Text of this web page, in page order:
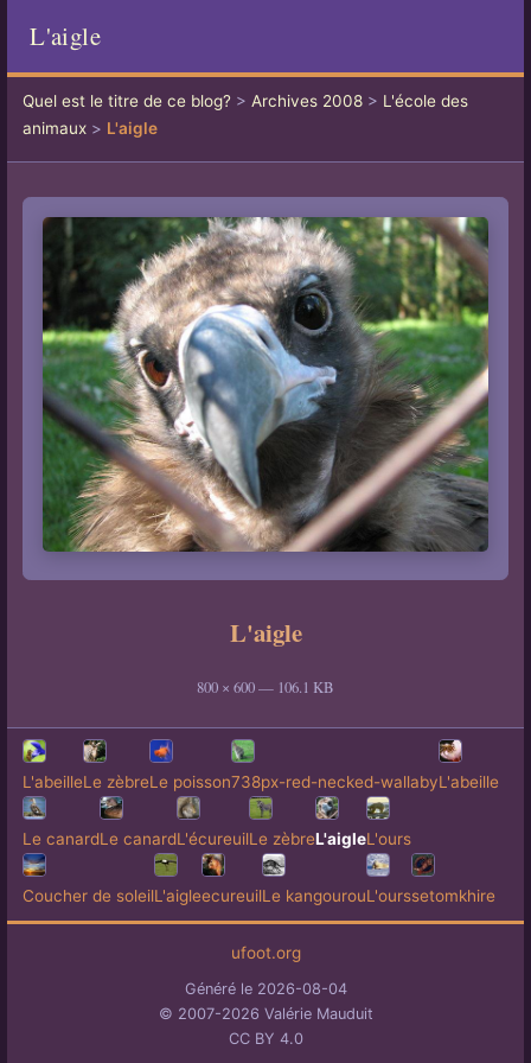
L'aigle
Quel est le titre de ce blog?> Archives 2008> L'école des
animaux> L'aigle
L'aigle
800 × 600 — 106.1 KB
L'abeilleLe zèbreLe poisson738px-red-necked-wallabyL'abeille
Le canardLe canardL'écureuilLe zèbreL'aigleL'ours
Coucher de soleilL'aigleecureuilLe kangourouL'ourssetomkhire
ufoot.org
Généré le 2026-08-04
© 2007-2026 Valérie Mauduit
CC BY 4.0